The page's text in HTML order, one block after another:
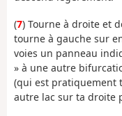
(7) Tourne à droite et
tourne à gauche sur
voies un panneau
» à une autre
(qui est pratiquement
autre lac sur ta droite